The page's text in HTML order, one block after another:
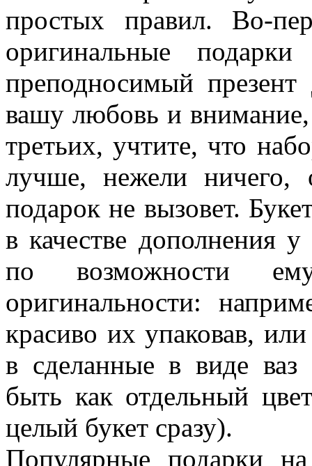
простых правил. Во-
оригинальные
преподносимый презент
вашу любовь и
третьих, учтите, что
лучше, нежели ничего,
подарок не вызовет.
в качестве дополнения
по возможности
оригинальности:
красиво их упаковав,
в сделанные в виде
быть как отдельный
целый букет сразу).
Популярные подарки